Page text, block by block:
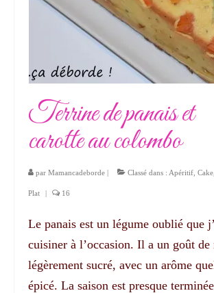
Terrine de panais et
carotte au colombo
par Mamancadeborde | Classé dans : Apéritif Cake
Plat | 16
Le panais est un légume oublié que
cuisiner à l’occasion. Il a un goût de
légèrement sucré, avec un arôme
épicé. La saison est presque